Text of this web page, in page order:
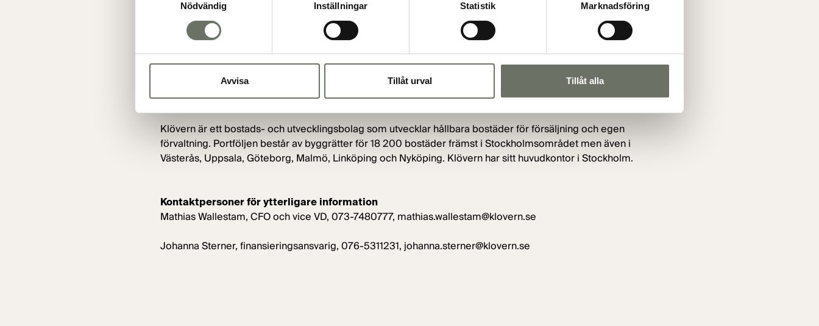
Nödvändig
Inställningar Statistik Marknadsföring
Avvisa Tillåt urval Tillåt alla
Lilius, Vice President och ansvarig för strukturaffärer i Sverige, Nrep.
SB1 Markets, filial i Sverige och Nordea Bank Abp har agerat joint bookrunners i transaktionen. Walthon
Advokater har agerat legal rådgivare till Bolaget och Mannheimer Swartling har agerat legal rådgivare till joint
Om Klövern AB (publ)
Klövern är ett bostads- och utvecklingsbolag som utvecklar hållbara bostäder för försäljning och egen
förvaltning. Portföljen består av byggrätter för 18 200 bostäder främst i Stockholmsområdet men även i
Västerås, Uppsala, Göteborg, Malmö, Linköping och Nyköping. Klövern har sitt huvudkontor i Stockholm.
Kontaktpersoner för ytterligare information
Mathias Wallestam, CFO och vice VD, 073-7480777, mathias.wallestam@klovern.se
Johanna Sterner, finansieringsansvarig, 076-5311231, johanna.sterner@klovern.se